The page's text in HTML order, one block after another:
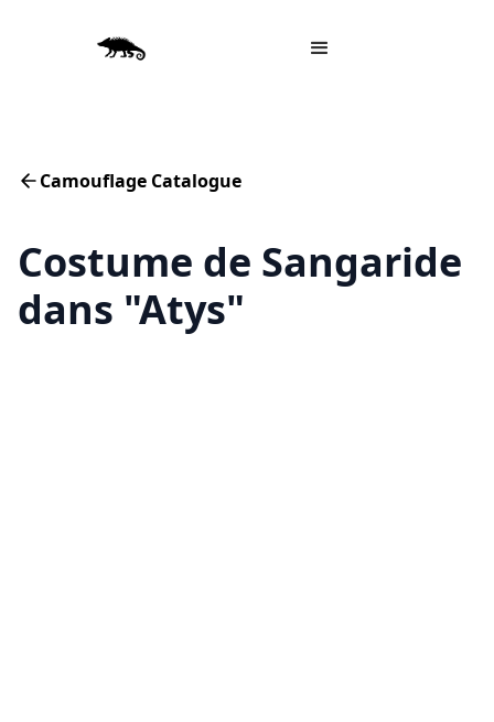
Camouflage Catalogue
Costume de Sangaride
dans "Atys"